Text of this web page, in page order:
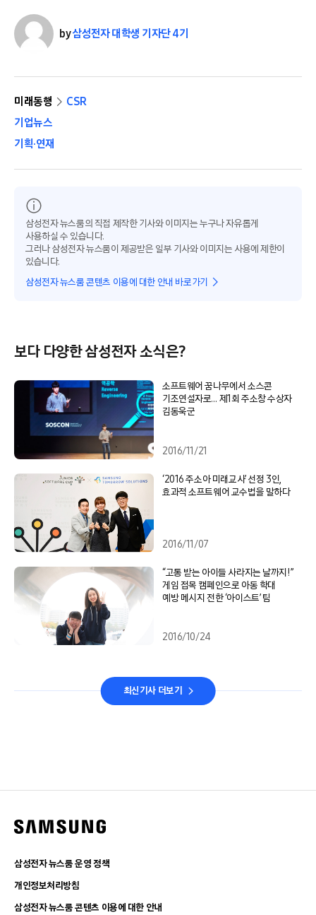
by삼성전자 대학생 기자단 4기
미래동행
CSR
기업뉴스
기획·연재
삼성전자 뉴스룸의 직접 제작한 기사와 이미지는 누구나 자유롭게
사용하실 수 있습니다.
그러나 삼성전자 뉴스룸이 제공받은 일부 기사와 이미지는 사용에 제한이
있습니다.
삼성전자 뉴스룸 콘텐츠 이용에 대한 안내 바로가기
보다 다양한 삼성전자 소식은?
소프트웨어 꿈나무에서 소스콘
기조연설자로… 제1회 주소창 수상자
김동욱군
2016/11/21
‘2016 주소아 미래교사’ 선정 3인,
효과적 소프트웨어 교수법을 말하다
2016/11/07
“고통 받는 아이들 사라지는 날까지!”
게임 접목 캠페인으로 아동 학대
예방 메시지 전한 ‘아이스트’ 팀
2016/10/24
최신기사 더보기
삼성전자 뉴스룸 운영 정책
개인정보처리방침
삼성전자 뉴스룸 콘텐츠 이용에 대한 안내